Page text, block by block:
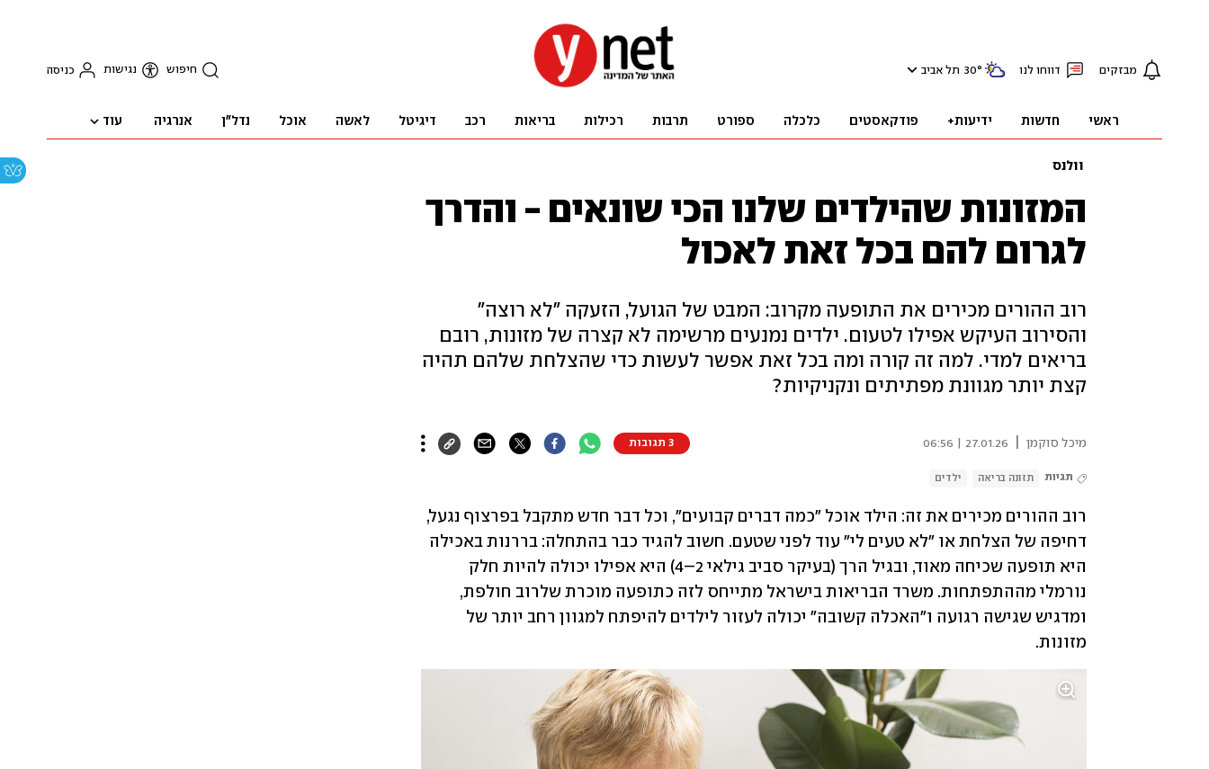
מבזקים דווחו לנו 30° תל אביב חיפוש נגישות כניסה
ראשי חדשות ידיעות+ פודקאסטים כלכלה ספורט תרבות רכילות בריאות רכב דיגיטל לאשה אוכל נדל"ן אנרגיה עוד
וולנס
המזונות שהילדים שלנו הכי שונאים - והדרך
לגרום להם בכל זאת לאכול
רוב ההורים מכירים את התופעה מקרוב: המבט של הגועל, הזעקה "לא רוצה"
והסירוב העיקש אפילו לטעום. ילדים נמנעים מרשימה לא קצרה של מזונות, רובם
בריאים למדי. למה זה קורה ומה בכל זאת אפשר לעשות כדי שהצלחת שלהם תהיה
קצת יותר מגוונת מפתיתים ונקניקיות?
מיכל סוקמן 27.01.26 | 06:56 3 תגובות
תגיות תזונה בריאה ילדים
מזונות.